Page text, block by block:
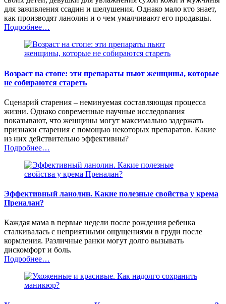
для заживления ссадин и шелушения. Однако мало кто знает,
как производят ланолин и о чем умалчивают его продавцы.
Подробнее…
Возраст на стопе: эти препараты пьют женщины, которые
не собираются стареть
Сценарий старения – неминуемая составляющая процесса
жизни. Однако современные научные исследования
показывают, что женщины могут максимально задержать
признаки старения с помощью некоторых препаратов. Какие
из них действительно эффективны?
Подробнее…
Эффективный ланолин. Какие полезные свойства у крема
Преналан?
Каждая мама в первые недели после рождения ребенка
сталкивалась с неприятными ощущениями в груди после
кормления. Различные ранки могут долго вызывать
дискомфорт и боль.
Подробнее…